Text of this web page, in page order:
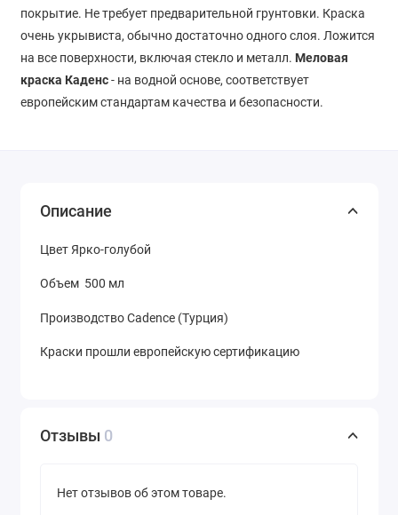
покрытие. Не требует предварительной грунтовки. Краска
очень укрывиста, обычно достаточно одного слоя. Ложится
на все поверхности, включая стекло и металл. Меловая
краска Каденс- на водной основе, соответствует
европейским стандартам качества и безопасности.
Описание
Цвет Ярко-голубой
Объем 500 мл
Производство Cadence (Турция)
Краски прошли европейскую сертификацию
Отзывы 0
Нет отзывов об этом товаре.